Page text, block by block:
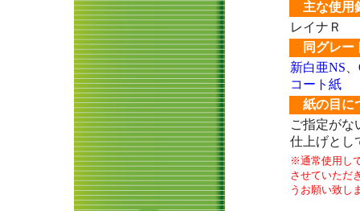
主な使用
レイナＲ
同グレー
新白亜NS
コート紙
紙の目に
ご指定がな
仕上げとし
※通常使用し
させていただ
うお願い致し